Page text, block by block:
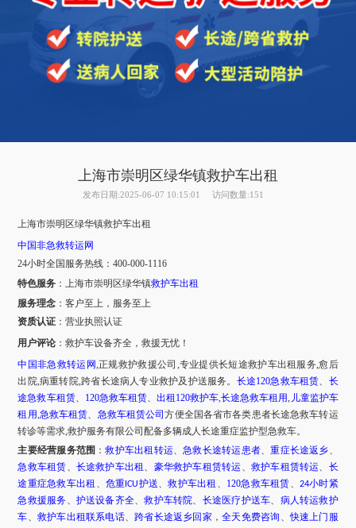
上海市崇明区绿华镇救护车出租
发布日期:2025-06-07 10:15:01 访问数量:151
上海市崇明区绿华镇救护车出租
中国非急救转运网
24小时全国服务热线 ：400-000-1116
特色服务 ：上海市崇明区绿华镇救护车出租
服务理念 ：客户至上，服务至上
资质认证 ：营业执照认证
用户评论 ：救护车设备齐全，救援无忧！
中国非急救转运网,正规救护救援公司,专业提供长短途救护车出租服务,愈后
出院,病重转院,跨省长途病人专业救护及护送服务。 长途120急救车租赁、 长
途急救车租赁、 120急救车租赁、 出租 120救护车,长途急救车租用, 儿童监护车
租用,急救车租赁、 急救车租赁公司方便全国各省市各类患者长途急救车转运
转诊等需求,救护服务有限公司配备多辆成人长途重症监护型急救车。
主要经营服务范围 ：救护车出租转运、急救长途转运患者、重症长途返乡、
急救车租赁、 长途救护车出租 、 豪华救护车租赁转运、 救护车租赁转运、 长
途重症急救车出租 、 危重 ICU护送、救护车出租 、 120急救车租赁、 24小时紧
急救援服务、 护送设备齐全、救护车转院、 长途医疗护送车、 病人转运救护
车、 救护车出租联系电话、跨省长途返乡回家 ，全天免费咨询 、快速上门服